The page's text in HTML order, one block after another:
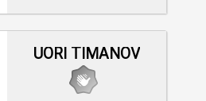
UORI TIMANOV